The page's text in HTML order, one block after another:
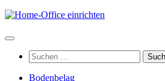
Zum
springen
Suchen
nach:
Bodenbelag